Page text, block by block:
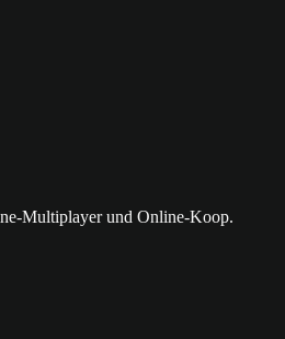
Multiplayer und Online-Koop.